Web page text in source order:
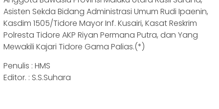
Asisten Sekda Bidang Administrasi Umum Rudi Ipaenin,
Kasdim 1505/Tidore Mayor Inf. Kusairi, Kasat Reskrim
Polresta Tidore AKP Riyan Permana Putra, dan Yang
Mewakili Kajari Tidore Gama Palias.(*)
Penulis : HMS
Editor. : S.S.Suhara